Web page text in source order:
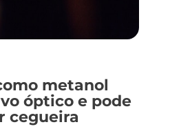
metanol
óptico e pode
cegueira